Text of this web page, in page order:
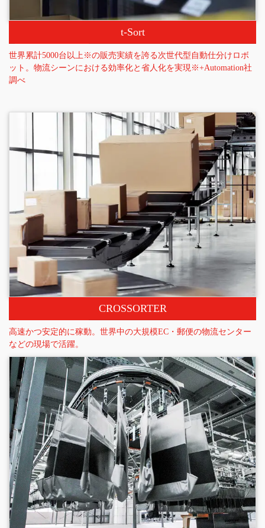
t-Sort
世界累計5000台以上※の販売実績を誇る次世代型自動仕分けロボ
ット。物流シーンにおける効率化と省人化を実現※+Automation社
調べ
CROSSORTER
高速かつ安定的に稼動。世界中の大規模EC・郵便の物流センター
などの現場で活躍。